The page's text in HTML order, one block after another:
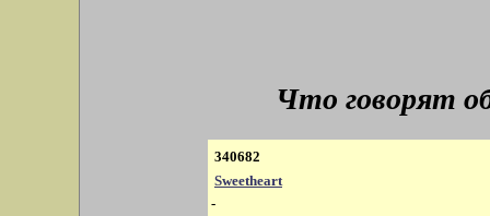
Что говорят
340682
Sweetheart
-